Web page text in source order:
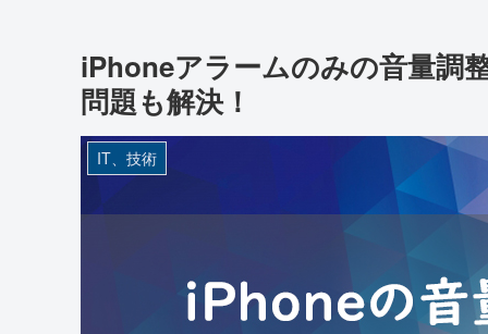
iPhoneアラームのみの音量調
問題も解決！
IT、技術